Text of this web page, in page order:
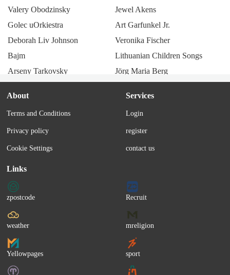
Oou she she gon put it in her mouth
Wow 걘 날 위해 다 해
Whoa 바빠서 미안해
Get that dough 우리들은 넘겨 손익 분기점
God damn 날 원한다면 먼저 선입금
Artist:
￦ET$EASON
Album:
keep it wet
Valery Obodzinsky
Jewel Akens
Golec uOrkiestra
Art Garfunkel Jr.
Deborah Liv Johnson
Veronika Fischer
Bajm
Lithuanian Children Songs
Arseny Tarkovsky
Jörg Maria Berg
Canadian Folk
Alex Gaumond
Feel
Eyra Gail
Emilie-Claire Barlow
Marie-José
Charleene Closshey
All-4-One
Chuck Mangione
Nicolai Gedda
Rica Déus
Amaury Vassili
Gianni Bella
Juris Fernandez
Bronco
Servando y Florentino
Anna-Carina Woitschack
About
Terms and Conditions
Privacy policy
Cookie Settings
Services
Login
register
contact us
Links
zpostcode Recruit
weather mreligion
Yellowpages sport